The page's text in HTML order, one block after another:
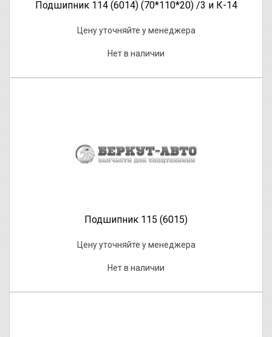
Подшипник 114 (6014) (70*110*20) /3 и К-14
Цену уточняйте у менеджера
Нет в наличии
Подшипник 115 (6015)
Цену уточняйте у менеджера
Нет в наличии